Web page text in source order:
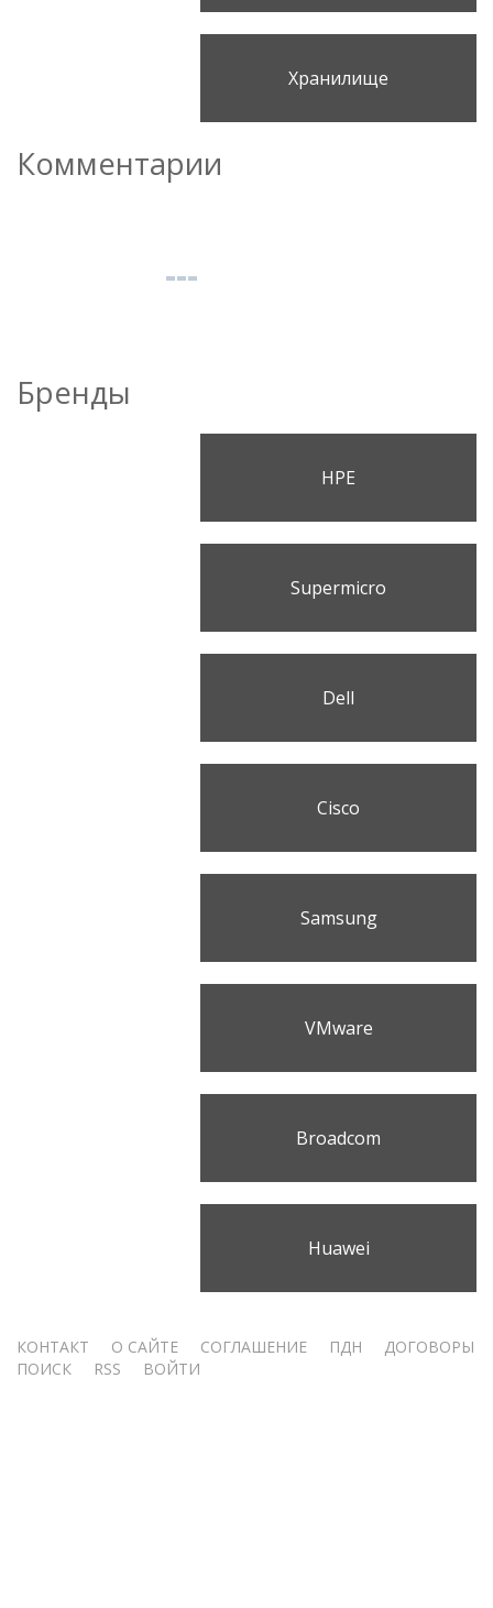
Хранилище
Комментарии
Бренды
HPE
Supermicro
Dell
Cisco
Samsung
VMware
Broadcom
Huawei
Меню
КОНТАКТ О САЙТЕ СОГЛАШЕНИЕ ПДН
ДОГОВОРЫ
ПОИСК
RSS ВОЙТИ